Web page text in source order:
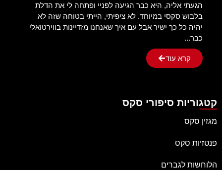
הגעתי אליה, היא כבר הגיעה לפניי ופתחה לי את הדלת
בלבוש סקסי במיוחד. לא ציפיתי, הייתי בטוחה שזה לא
יהיה כל כך ישיר אבל עם איך שאנחנו מזדיינות בווירטואלי
כבר...
קרא עוד
קטגוריות סיפורי סקס
מגזין סקס
פנטזיות סקס
הלוחשות לגברים